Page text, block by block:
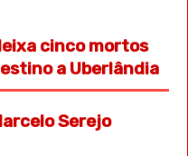
cinco mortos
a Uberlândia
Serejo